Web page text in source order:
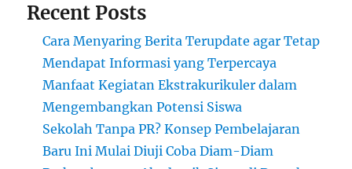
Recent Posts
Cara Menyaring Berita Terupdate agar Tetap
Mendapat Informasi yang Terpercaya
Manfaat Kegiatan Ekstrakurikuler dalam
Mengembangkan Potensi Siswa
Sekolah Tanpa PR? Konsep Pembelajaran
Baru Ini Mulai Diuji Coba Diam-Diam